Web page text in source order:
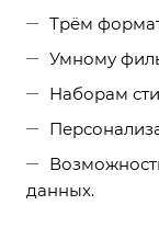
Трём
Умному
Наборам
данных.